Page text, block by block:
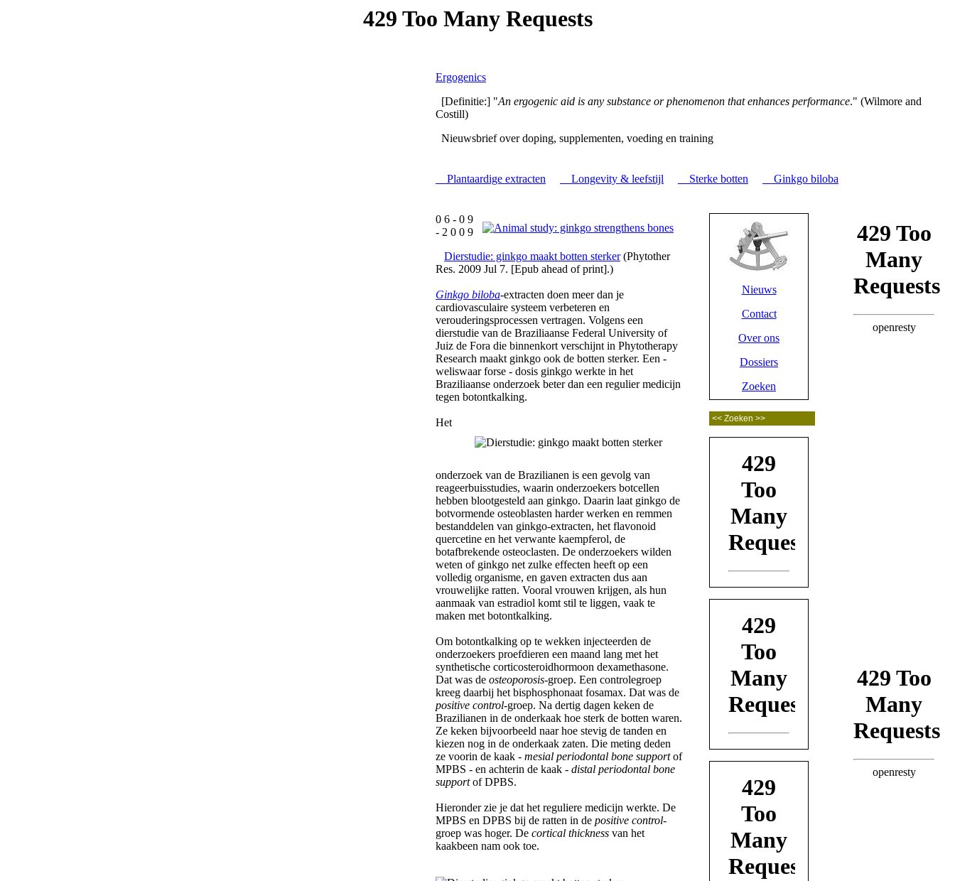
Ergogenics
[Definitie:] "An ergogenic aid is any substance or phenomenon that enhances performance." (Wilmore and
Costill)
Nieuwsbrief over doping, supplementen, voeding en training
Plantaardige extracten Longevity & leefstijl Sterke botten Ginkgo biloba
0 6 - 0 9
- 2 0 0 9
Dierstudie: ginkgo maakt botten sterker(Phytother
Res. 2009 Jul 7. [Epub ahead of print].)
Ginkgo biloba-extracten doen meer dan je
cardiovasculaire systeem verbeteren en
verouderingsprocessen vertragen. Volgens een
dierstudie van de Braziliaanse Federal University of
Juiz de Fora die binnenkort verschijnt in Phytotherapy
Research maakt ginkgo ook de botten sterker. Een -
weliswaar forse - dosis ginkgo werkte in het
Braziliaanse onderzoek beter dan een regulier medicijn
tegen botontkalking.
Het
onderzoek van de Brazilianen is een gevolg van
reageerbuisstudies, waarin onderzoekers botcellen
hebben blootgesteld aan ginkgo. Daarin laat ginkgo de
botvormende osteoblasten harder werken en remmen
bestanddelen van ginkgo-extracten, het flavonoid
quercetine en het verwante kaempferol, de
botafbrekende osteoclasten. De onderzoekers wilden
weten of ginkgo net zulke effecten heeft op een
volledig organisme, en gaven extracten dus aan
vrouwelijke ratten. Vooral vrouwen krijgen, als hun
aanmaak van estradiol komt stil te liggen, vaak te
maken met botontkalking.
Om botontkalking op te wekken injecteerden de
onderzoekers proefdieren een maand lang met het
synthetische corticosteroidhormoon dexamethasone.
Dat was de osteoporosis-groep. Een controlegroep
kreeg daarbij het bisphosphonaat fosamax. Dat was de
positive control-groep. Na dertig dagen keken de
Brazilianen in de onderkaak hoe sterk de botten waren.
Ze keken bijvoorbeeld naar hoe stevig de tanden en
kiezen nog in de onderkaak zaten. Die meting deden
ze voorin de kaak - mesial periodontal bone supportof
MPBS - en achterin de kaak - distal periodontal bone
supportof DPBS.
Hieronder zie je dat het reguliere medicijn werkte. De
MPBS en DPBS bij de ratten in de positive control-
groep was hoger. De cortical thickness van het
kaakbeen nam ook toe.
Nieuws
Contact
Over ons
Dossiers
Zoeken